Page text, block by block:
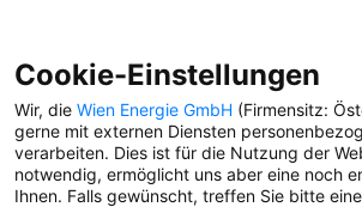
HYPE
Cookie-Einstellungen
Wir, die Wien Energie GmbH (Firmensitz:
gerne mit externen Diensten
verarbeiten. Dies ist für die Nutzung der
notwendig, ermöglicht uns aber eine noch
Ihnen. Falls gewünscht, treffen Sie bitte